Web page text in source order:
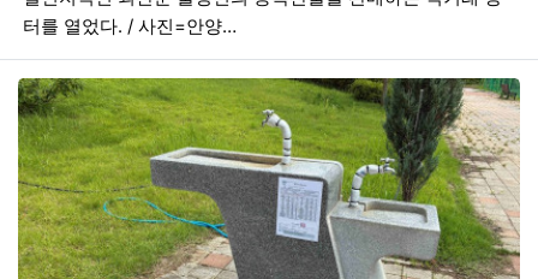
터를 열었다. / 사진=안양…